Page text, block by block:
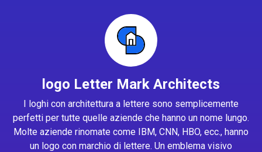
logo Letter Mark Architects
I loghi con architettura a lettere sono semplicemente
perfetti per tutte quelle aziende che hanno un nome lungo.
Molte aziende rinomate come IBM, CNN, HBO, ecc., hanno
un logo con marchio di lettere. Un emblema visivo